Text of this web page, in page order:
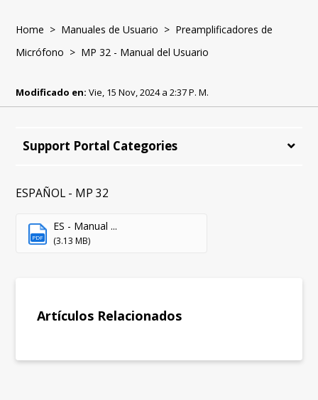
Home > Manuales de Usuario > Preamplificadores de
Micrófono > MP 32 - Manual del Usuario
Modificado en: Vie, 15 Nov, 2024 a 2:37 P. M.
Support Portal Categories
ESPAÑOL - MP 32
PDF
ES - Manual ...
(3.13 MB)
Artículos Relacionados